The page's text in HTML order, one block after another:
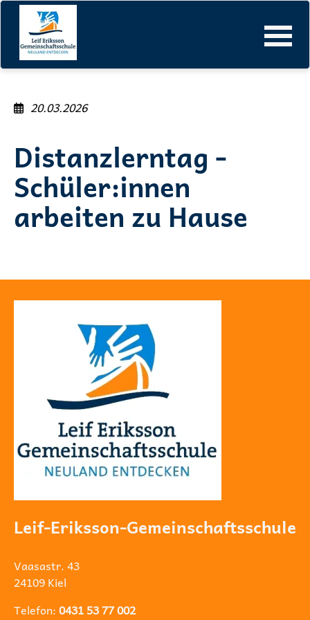
Navigation
Leif-Eriksson-Gemeinschaftsschule
Events-Detailansicht
20.03.2026
Distanzlerntag -
Schüler:innen
arbeiten zu Hause
Leif-Eriksson-Gemeinschaftsschule
Vaasastr. 43
24109 Kiel
Telefon:0431 53 77 002